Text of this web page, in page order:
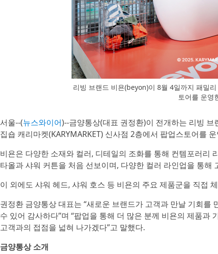
리빙 브랜드 비욘(beyon)이 8월 4일까지 패밀
토어를 운영
서울--(뉴스와이어)--금양통상(대표 권정환)이 전개하는 리빙
집숍 캐리마켓(KARYMARKET) 신사점 2층에서 팝업스토어를
비욘은 다양한 소재와 컬러, 디테일의 조화를 통해 컨템포러리
타올과 샤워 커튼을 처음 선보이며, 다양한 컬러 라인업을 통
이 외에도 샤워 헤드, 샤워 호스 등 비욘의 주요 제품군을 직접
권정환 금양통상 대표는 “새로운 브랜드가 고객과 만날 기회
수 있어 감사하다”며 “팝업을 통해 더 많은 분께 비욘의 제품
고객과의 접점을 넓혀 나가겠다”고 말했다.
금양통상 소개